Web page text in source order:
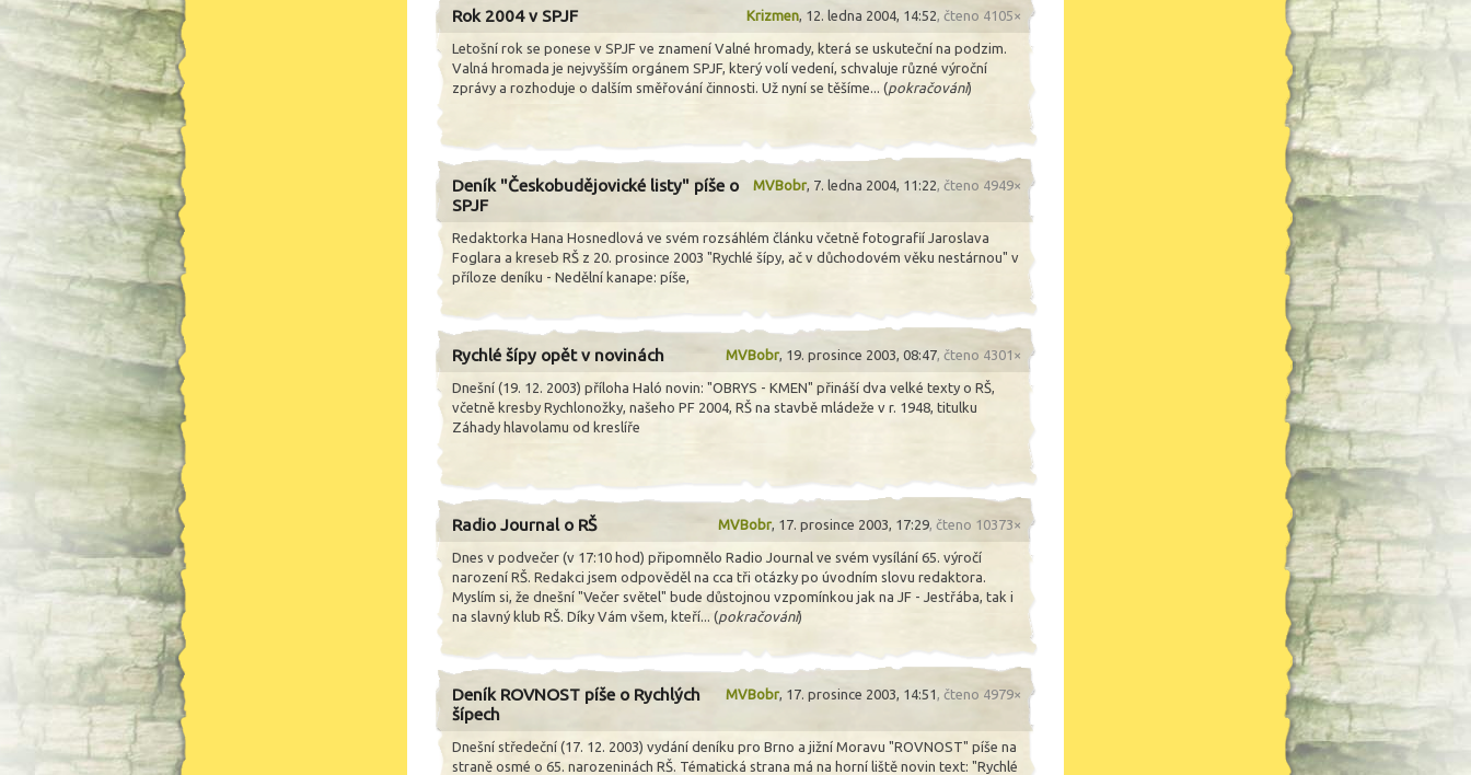
Krizmen 12. ledna 2004, 14:52 , čteno 4105×
Rok 2004 v SPJF
Letošní rok se ponese v SPJF ve znamení Valné hromady, která se uskuteční na podzim.
Valná hromada je nejvyšším orgánem SPJF, který volí vedení, schvaluje různé výroční
zprávy a rozhoduje o dalším směřování činnosti. Už nyní se těšíme... (pokračování)
MVBobr 7. ledna 2004, 11:22 , čteno 4949×
Deník "Českobudějovické listy" píše o
SPJF
Redaktorka Hana Hosnedlová ve svém rozsáhlém článku včetně fotografií Jaroslava
Foglara a kreseb RŠ z 20. prosince 2003 "Rychlé šípy, ač v důchodovém věku nestárnou" v
příloze deníku - Nedělní kanape: píše,
MVBobr, 19. prosince 2003, 08:47 , čteno 4301×
Rychlé šípy opět v novinách
Dnešní (19. 12. 2003) příloha Haló novin: "OBRYS - KMEN" přináší dva velké texty o RŠ,
včetně kresby Rychlonožky, našeho PF 2004, RŠ na stavbě mládeže v r. 1948, titulku
Záhady hlavolamu od kreslíře
MVBobr, 17. prosince 2003, 17:29 , čteno 10373×
Radio Journal o RŠ
Dnes v podvečer (v 17:10 hod) připomnělo Radio Journal ve svém vysílání 65. výročí
narození RŠ. Redakci jsem odpověděl na cca tři otázky po úvodním slovu redaktora.
Myslím si, že dnešní "Večer světel" bude důstojnou vzpomínkou jak na JF - Jestřába, tak i
na slavný klub RŠ. Díky Vám všem, kteří... (pokračování)
MVBobr, 17. prosince 2003, 14:51 , čteno 4979×
Deník ROVNOST píše o Rychlých
šípech
Dnešní středeční (17. 12. 2003) vydání deníku pro Brno a jižní Moravu "ROVNOST" píše na
straně osmé o 65. narozeninách RŠ. Tématická strana má na horní liště novin text: "Rychlé